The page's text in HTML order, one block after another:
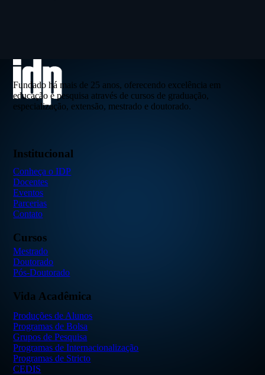
Fundado há mais de 25 anos, oferecendo excelência em
educação e pesquisa através de cursos de graduação,
especialização, extensão, mestrado e doutorado.
Institucional
Conheça o IDP
Docentes
Eventos
Parcerias
Contato
Cursos
Mestrado
Doutorado
Pós-Doutorado
Vida Acadêmica
Produções de Alunos
Programas de Bolsa
Grupos de Pesquisa
Programas de Internacionalização
Programas de Stricto
CEDIS